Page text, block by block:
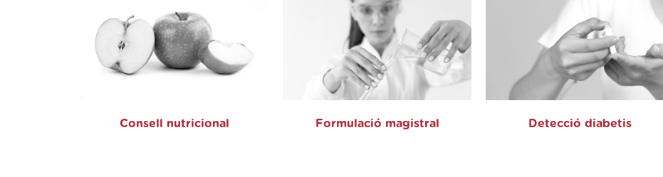
Consell nutricional Formulació magistral Detecció diabetis